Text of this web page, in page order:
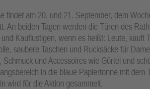
findet am 20. und 21. September, dem
An beiden Tagen werden die Türen des
Kauflustigen, wenn es heißt: Leute, kauft
saubere Taschen und Rucksäcke für
Schmuck und Accessoires wie Gürtel und
in die blaue Papiertonne mit dem
wird für die Aktion gesammelt.